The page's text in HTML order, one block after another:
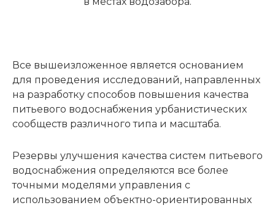
Все вышеизложенное является основанием
для проведения исследований, направленных
на разработку способов повышения качества
питьевого водоснабжения урбанистических
сообществ различного типа и масштаба.
Резервы улучшения качества систем питьевого
водоснабжения определяются все более
точными моделями управления с
использованием объектно-ориентированных